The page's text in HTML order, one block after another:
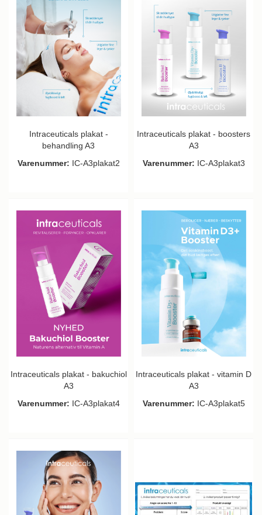
Intraceuticals plakat -
behandling A3
Varenummer: IC-A3plakat2
Intraceuticals plakat - boosters
A3
Varenummer: IC-A3plakat3
Intraceuticals plakat - bakuchiol
A3
Varenummer: IC-A3plakat4
Intraceuticals plakat - vitamin D
A3
Varenummer: IC-A3plakat5